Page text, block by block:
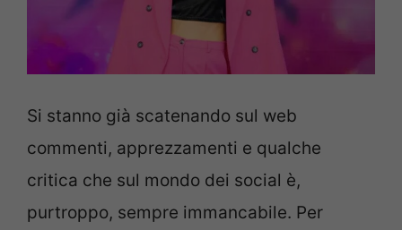
Si stanno già scatenando sul web
commenti, apprezzamenti e qualche
critica che sul mondo dei social è,
purtroppo, sempre immancabile. Per